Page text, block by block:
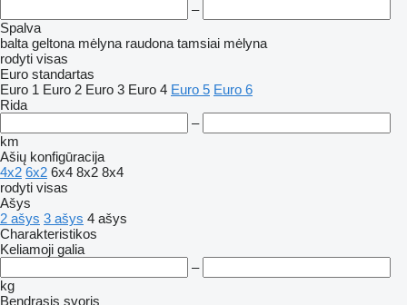
–
Spalva
balta geltona mėlyna raudona tamsiai mėlyna
rodyti visas
Euro standartas
Euro 1 Euro 2 Euro 3 Euro 4 Euro 5 Euro 6
Rida
–
km
Ašių konfigūracija
4x2 6x2 6x4 8x2 8x4
rodyti visas
Ašys
2 ašys 3 ašys 4 ašys
Charakteristikos
Keliamoji galia
–
kg
Bendrasis svoris